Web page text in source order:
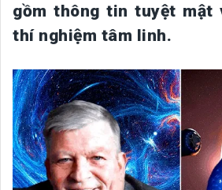
gồm thông tin tuyệt mật
thí nghiệm tâm linh.